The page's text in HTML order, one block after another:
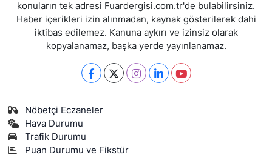
konuların tek adresi Fuardergisi.com.tr'de bulabilirsiniz.
Haber içerikleri izin alınmadan, kaynak gösterilerek dahi
iktibas edilemez. Kanuna aykırı ve izinsiz olarak
kopyalanamaz, başka yerde yayınlanamaz.
Nöbetçi Eczaneler
Hava Durumu
Trafik Durumu
Puan Durumu ve Fikstür